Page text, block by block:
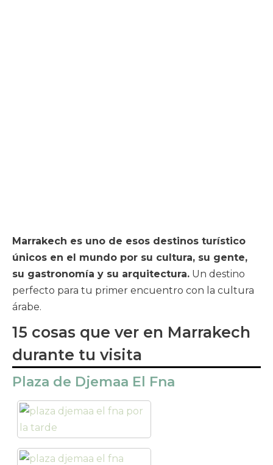
Marrakech es uno de esos destinos turístico
únicos en el mundo por su cultura, su gente,
su gastronomía y su arquitectura. Un destino
perfecto para tu primer encuentro con la cultura
árabe.
15 cosas que ver en Marrakech
durante tu visita
Plaza de Djemaa El Fna